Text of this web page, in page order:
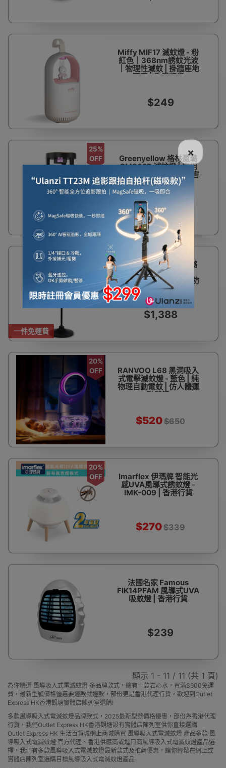
Miffy MIF17 滅蚊燈 - 粉
紅色｜368nm誘蚊光波
｜物理性滅蚊 | 掛牆座地
兩用 | 香港行貨
$249
25%
OFF
Greenyellow 格林盈璐
GM962P 滅蚊燈 | 家用
室內滅蚊器 | 環保無蟲害
| 滅蚊無聲
$441$588
一件免運費
Greenyellow 格林盈璐
GM931G室外滅蚊燈 |
花園庭院學校滅蚊器 | 防
水捕蚊燈 - 黑色
$1,388
20%
OFF
RANVOO L68 黑洞吸入
式電擊滅蚊燈 - 藍色 | 純
物理自動電蚊 | 仿人體運
動體溫
$520$650
20%
OFF
Imarflex 伊瑪牌 智能光
感UVA風導式誘蚊燈 -
IMK-009 | 香港行貨
$270$339
法國名家 Famous
FIK14PFAM 風導式UVA
吸蚊燈 | 香港行貨
$239
顯示 1 - 11 / 11 (共 1 頁)
×
為你精選 風導吸入式電滅蚊燈 多品牌款式，總有一款岩心水，買滿$600免運
費，最新型號價格優惠要邊款就邊款，部份更是香港代理行貨，歡迎到Outlet
Express HK香港觀塘實體店陳列室選購!
多款風導吸入式電滅蚊燈品牌款式，2025最新型號價格優惠，部份為香港代理
行貨，我們Outlet Express HK香港觀塘設有實體店陳列室供你直接選購
Outlet Express HK 生活百貨城網上商城購買 風導吸入式電滅蚊燈 產品多款 風
導吸入式電滅蚊燈 官方代理、香港供應商或進口商風導吸入式電滅蚊燈產品選
擇，我們有多款風導吸入式電滅蚊燈最新款式及推薦優惠，讓你輕鬆在網上或
實體店陳列室選購目標風導吸入式電滅蚊燈產品